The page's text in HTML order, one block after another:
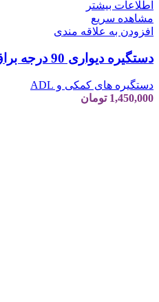
اطلاعات بیشتر
مشاهده سریع
افزودن به علاقه مندی
دستگیره دیواری 90 درجه براق کروم
دستگیره های کمکی و ADL
1,450,000 تومان